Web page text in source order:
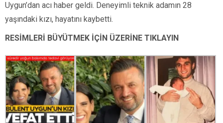
Uygun’dan acı haber geldi. Deneyimli teknik adamın 28
yaşındaki kızı, hayatını kaybetti.
RESİMLERİ BÜYÜTMEK İÇİN ÜZERİNE TIKLAYIN